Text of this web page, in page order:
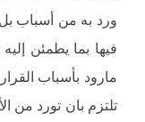
ورد به من أسباب
فيها بما يطمئن
مارود بأسباب
تلتزم بان تورد من